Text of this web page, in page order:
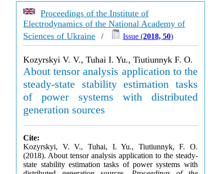
Proceedings of the Institute of
Electrodynamics of the National Academy of
Sciences of Ukraine / Issue (2018, 50)
Kozyrskyi V. V., Tuhai I. Yu., Tiutiunnyk F. O.
About tensor analysis application to the
steady-state stability estimation tasks
of power systems with distributed
generation sources
Cite:
Kozyrskyi, V. V., Tuhai, I. Yu., Tiutiunnyk, F. O.
(2018). About tensor analysis application to the steady-
state stability estimation tasks of power systems with